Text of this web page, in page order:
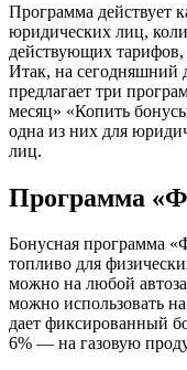
Программа действует
юридических лиц,
действующих тарифов,
Итак, на сегодняшний
предлагает три
месяц» «Копить
одна из них для
лиц.
Программа
Бонусная программа
топливо для
можно на любой
можно использовать
дает фиксированный
6% — на газовую